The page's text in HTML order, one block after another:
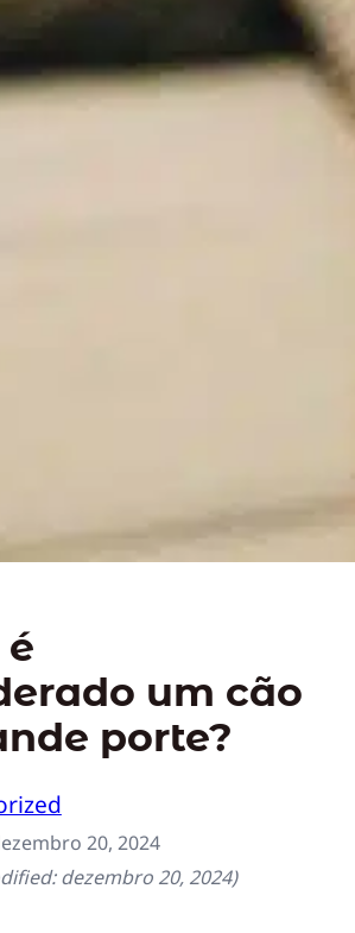
um cão
porte?
20, 2024
dezembro 20, 2024)